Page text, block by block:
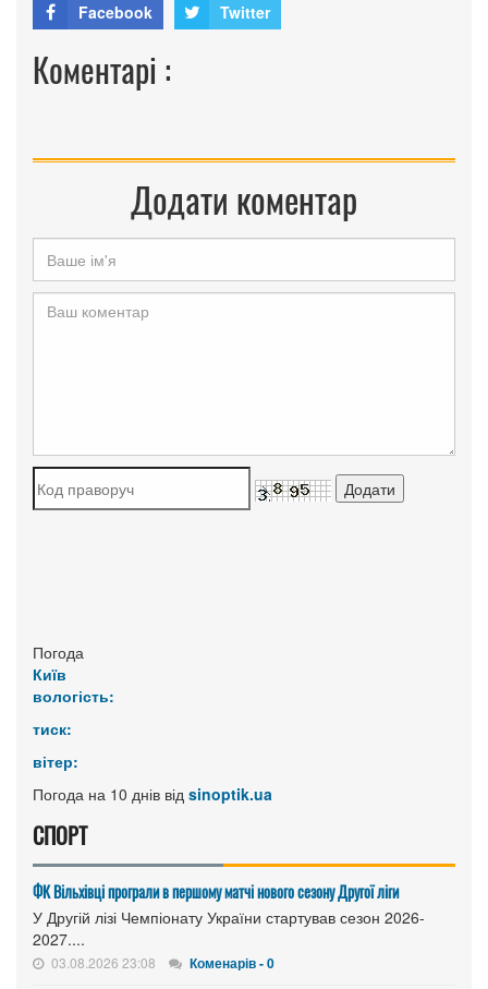
Facebook Twitter
Коментарі :
Додати коментар
Погода
Київ
вологість:
тиск:
вітер:
Погода на 10 днів від sinoptik.ua
СПОРТ
ФК Вільхівці програли в першому матчі нового сезону Другої ліги
У Другій лізі Чемпіонату України стартував сезон 2026-
2027....
03.08.2026 23:08 Коменарів - 0